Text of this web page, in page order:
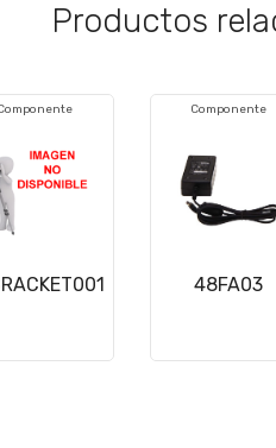
Productos
Componente
48FA03